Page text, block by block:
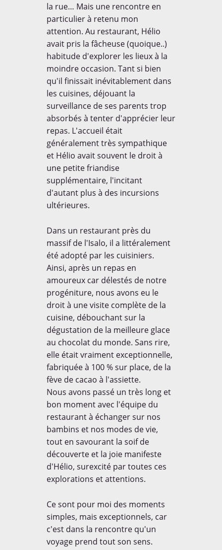
la rue… Mais une rencontre en
particulier à retenu mon
attention. Au restaurant, Hélio
avait pris la fâcheuse (quoique..)
habitude d'explorer les lieux à la
moindre occasion. Tant si bien
qu'il finissait inévitablement dans
les cuisines, déjouant la
surveillance de ses parents trop
absorbés à tenter d'apprécier leur
repas. L'accueil était
généralement très sympathique
et Hélio avait souvent le droit à
une petite friandise
supplémentaire, l'incitant
d'autant plus à des incursions
ultérieures.
Dans un restaurant près du
massif de l'Isalo, il a littéralement
été adopté par les cuisiniers.
Ainsi, après un repas en
amoureux car délestés de notre
progéniture, nous avons eu le
droit à une visite complète de la
cuisine, débouchant sur la
dégustation de la meilleure glace
au chocolat du monde. Sans rire,
elle était vraiment exceptionnelle,
fabriquée à 100 % sur place, de la
fève de cacao à l'assiette.
Nous avons passé un très long et
bon moment avec l'équipe du
restaurant à échanger sur nos
bambins et nos modes de vie,
tout en savourant la soif de
découverte et la joie manifeste
d'Hélio, surexcité par toutes ces
explorations et attentions.
Ce sont pour moi des moments
simples, mais exceptionnels, car
c'est dans la rencontre qu'un
voyage prend tout son sens.